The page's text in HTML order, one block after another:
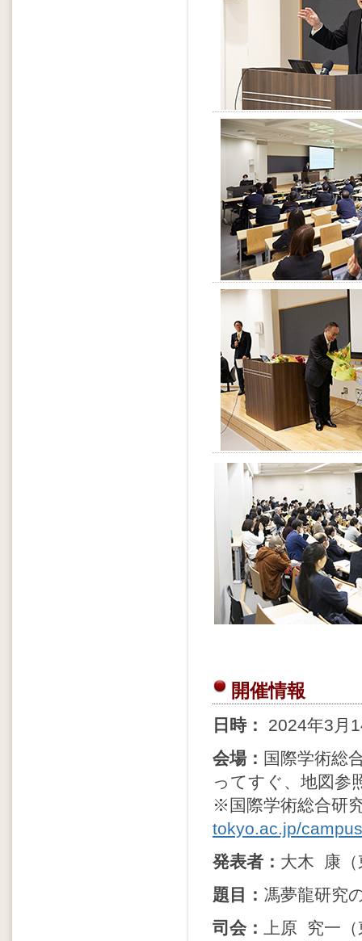
開催情報
日時：
2024年3月
会場： 国際学術総
ってすぐ、地図参
※国際学術総合研
tokyo.ac.jp/
発表者： 大木 康（
題目： 馮夢龍研究
司会： 上原 究一（